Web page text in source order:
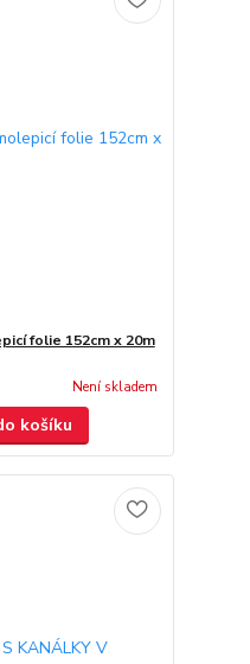
folie 152cm x 20m
Není skladem
košíku